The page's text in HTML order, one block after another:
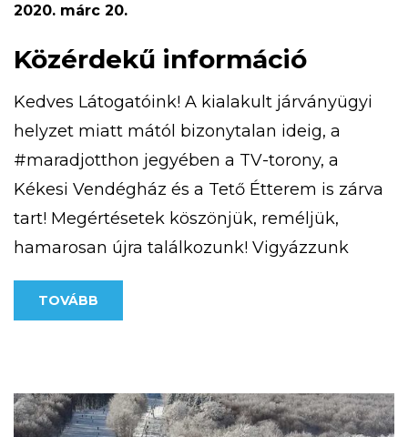
2020. márc 20.
Közérdekű információ
Kedves Látogatóink! A kialakult járványügyi
helyzet miatt mától bizonytalan ideig, a
#maradjotthon jegyében a TV-torony, a
Kékesi Vendégház és a Tető Étterem is zárva
tart! Megértésetek köszönjük, reméljük,
hamarosan újra találkozunk! Vigyázzunk
egymásra!
TOVÁBB